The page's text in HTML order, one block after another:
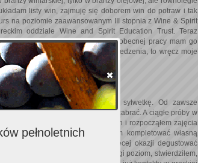
listy win, zajmuję się doborem win do potraw i tak
na poziomie zaawansowanym III stopnia z Wine & Spirit
oddziale Wine and Spirit Education Trust. Teraz
to mnóstwo czasu, a w mojej obecnej pracy mam go
byłem miłośnikiem dobrego jedzenia, to wręcz moje
wina świetnie działa sylwetkę. Od zawsze
nie wiedziałem jak się do tego zabrać. A ciągłe próby w
dowiedzieć się więcej o winach i rozpocząłem zajęcia
sobie pasję do wina. Zacząłem kompletować własną
Będąc w branży człowiek ma więcej okazji degustować
jest zaletą. Kiedy przeszedłem drugi poziom, stwierdziłem,
pełnoletnich